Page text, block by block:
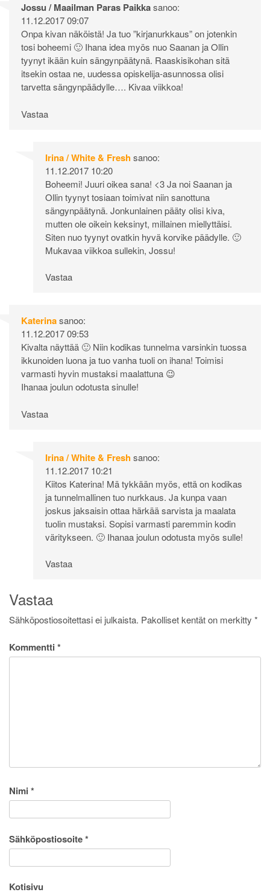
Jossu / Maailman Paras Paikkasanoo:
11.12.2017 09:07
Onpa kivan näköistä! Ja tuo ”kirjanurkkaus” on jotenkin
tosi boheemi 🙂 Ihana idea myös nuo Saanan ja Ollin
tyynyt ikään kuin sängynpäätynä. Raaskisikohan sitä
itsekin ostaa ne, uudessa opiskelija-asunnossa olisi
tarvetta sängynpäädylle…. Kivaa viikkoa!
Vastaa
Irina / White & Freshsanoo:
11.12.2017 10:20
Boheemi! Juuri oikea sana! <3 Ja noi Saanan ja
Ollin tyynyt tosiaan toimivat niin sanottuna
sängynpäätynä. Jonkunlainen pääty olisi kiva,
mutten ole oikein keksinyt, millainen miellyttäisi.
Siten nuo tyynyt ovatkin hyvä korvike päädylle. 🙂
Mukavaa viikkoa sullekin, Jossu!
Vastaa
Katerinasanoo:
11.12.2017 09:53
Kivalta näyttää 🙂 Niin kodikas tunnelma varsinkin tuossa
ikkunoiden luona ja tuo vanha tuoli on ihana! Toimisi
varmasti hyvin mustaksi maalattuna 😉
Ihanaa joulun odotusta sinulle!
Vastaa
Irina / White & Freshsanoo:
11.12.2017 10:21
Kiitos Katerina! Mä tykkään myös, että on kodikas
ja tunnelmallinen tuo nurkkaus. Ja kunpa vaan
joskus jaksaisin ottaa härkää sarvista ja maalata
tuolin mustaksi. Sopisi varmasti paremmin kodin
väritykseen. 🙂 Ihanaa joulun odotusta myös sulle!
Vastaa
Vastaa
Sähköpostiosoitettasi ei julkaista. Pakolliset kentät on merkitty *
Kommentti *
Nimi *
Sähköpostiosoite*
Kotisivu